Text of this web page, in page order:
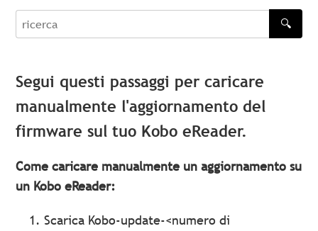
recherche
🔍
Segui questi passaggi per caricare
manualmente l'aggiornamento del
firmware sul tuo Kobo eReader.
Come caricare manualmente un aggiornamento su
un Kobo eReader:
Scarica Kobo-update-<numero di